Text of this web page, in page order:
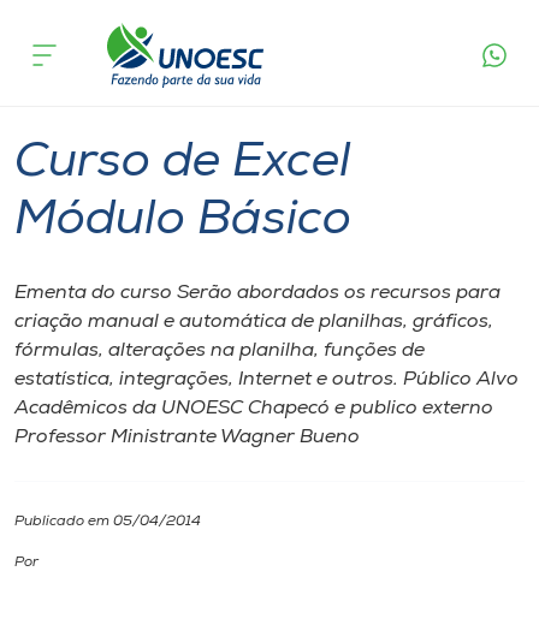
Cursos
Pesquisa
Portal de Ensino
A
Internacionalização
Curso de Excel
Módulo Básico
Ementa do curso Serão abordados os recursos para
criação manual e automática de planilhas, gráficos,
fórmulas, alterações na planilha, funções de
estatística, integrações, Internet e outros. Público Alvo
Acadêmicos da UNOESC Chapecó e publico externo
Professor Ministrante Wagner Bueno
Publicado em 05/04/2014
Por